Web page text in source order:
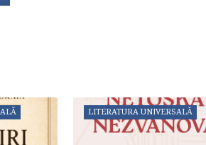
LITERATURA UNIVERSALĂ